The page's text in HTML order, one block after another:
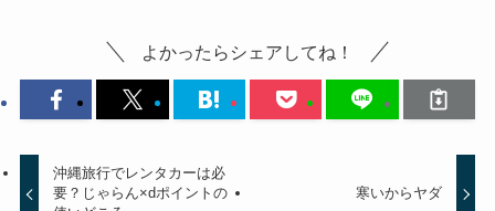
よかったらシェアしてね！
沖縄旅行でレンタカーは必
要？じゃらん×dポイントの
寒いからヤダ